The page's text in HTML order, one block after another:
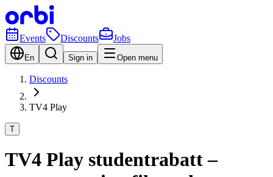
Events Discounts Jobs
En Sign in Open menu
Discounts
TV4 Play
T
TV4 Play studentrabatt –